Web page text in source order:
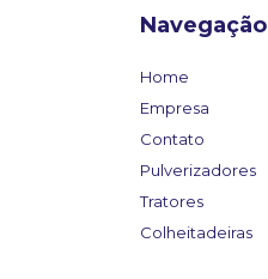
Navegação
Home
Empresa
Contato
Pulverizadores
Tratores
Colheitadeiras